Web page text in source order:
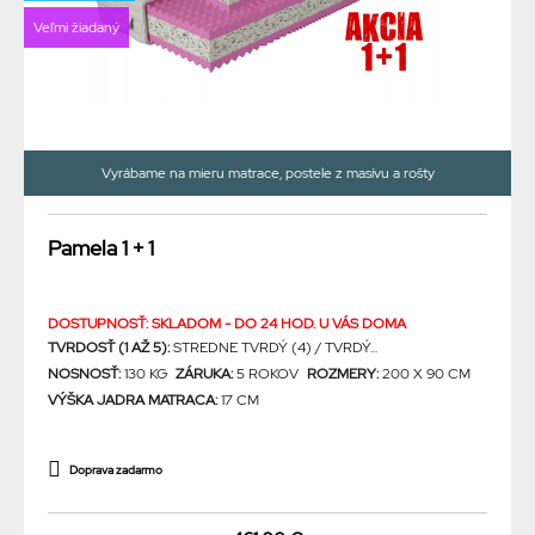
Veľmi žiadaný
Vyrábame na mieru matrace, postele z masívu a rošty
Pamela 1 + 1
DOSTUPNOSŤ: SKLADOM - DO 24 HOD. U VÁS DOMA
TVRDOSŤ (1 AŽ 5):STREDNE TVRDÝ (4) / TVRDÝ...
NOSNOSŤ:130 KG ZÁRUKA:5 ROKOV ROZMERY:200 X 90 CM
VÝŠKA JADRA MATRACA:17 CM
Doprava zadarmo